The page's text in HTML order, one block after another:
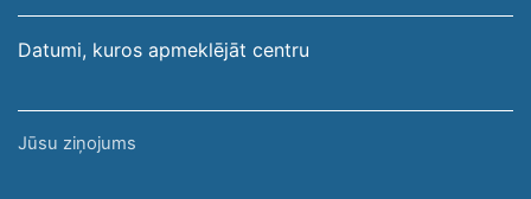
Datumi, kuros apmeklējāt centru
Jūsu